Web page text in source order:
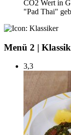
CO2 Wert in
"Pad Thai"
Menü 2 |
3,3